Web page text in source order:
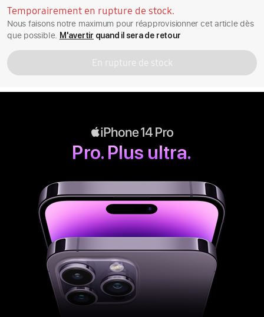
Temporairement en rupture de stock.
Nous faisons notre maximum pour réapprovisionner cet article dès
que possible. M'avertir quand il sera de retour
En rupture de stock
Pro. Plus ultra.